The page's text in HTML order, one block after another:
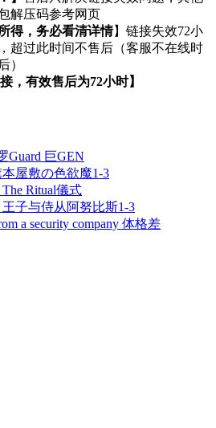
解压码参考网页
得，务必看清详情】链接失效72小
超过此时间不售后（客服不在线时
）
，有效售后为72小时】
Guard 巨GEN
屋敷の色欲魔1-3
Ritual儀式
子与侍从阿努比斯1-3
a security company 体格差